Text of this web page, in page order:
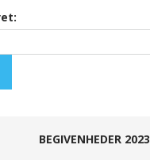
BEGIVENHEDER 2023